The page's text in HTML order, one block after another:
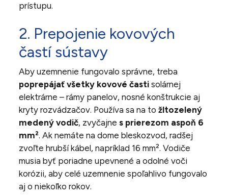
prístupu.
2. Prepojenie kovových
častí sústavy
Aby uzemnenie fungovalo správne, treba
poprepájať všetky kovové časti solárnej
elektrárne – rámy panelov, nosné konštrukcie aj
kryty rozvádzačov. Používa sa na to žltozelený
medený vodič, zvyčajnes prierezom aspoň 6
mm². Ak nemáte na dome bleskozvod, radšej
zvoľte hrubší kábel, napríklad 16 mm². Vodiče
musia byť poriadne upevnené a odolné voči
korózii, aby celé uzemnenie spoľahlivo fungovalo
aj o niekoľko rokov.